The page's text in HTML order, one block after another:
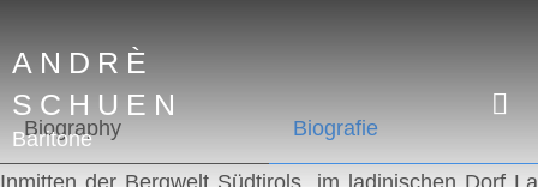
ANDRÈ
SCHUEN
Baritone
Biography Biografie
Inmitten der Bergwelt Südtirols, im ladinischen Dorf La